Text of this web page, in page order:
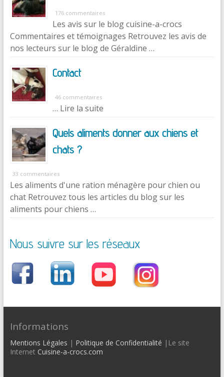
176 commentaires
Les avis sur le blog cuisine-a-crocs
Commentaires et témoignages Retrouvez les avis de
nos lecteurs sur le blog de Géraldine …
Contact
46 commentaires
… Lire la suite
Quels aliments donner aux chiens et
chats ?
33 commentaires
Les aliments d'une ration ménagère pour chien ou
chat Retrouvez tous les articles du blog sur les
aliments pour chiens …
Nous suivre sur les réseaux
Informations
Mentions Légales | Politique de Confidentialité |Le site
Internet Cuisine-a-crocs.com